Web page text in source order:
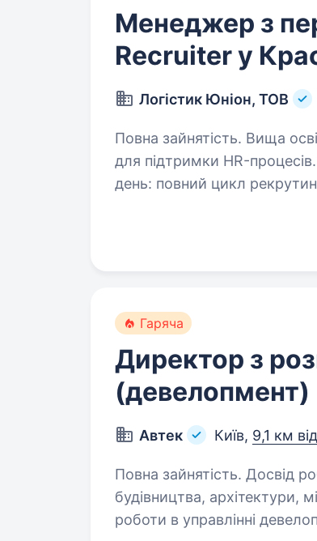
Менеджер з
Recruiter у
Логістик Юніон, ТОВ
Повна зайнятість. Вища освіта. Ми шукаємо енергійного Junior
для підтримки HR-процесів. З чого буде складатись ваш типовий робочий
день: повний цикл рекрутингу (складання тексту вакансій, робота з job —
Гаряча
Директор з
(девелопмент)
Автек Київ, 9,1 км
Повна зайнятість. Досвід роботи від 5 років.
будівництва, архітектури,
роботи в управлінні